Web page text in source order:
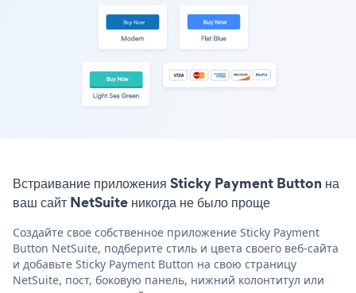
Встраивание приложения Sticky Payment Button на
ваш сайт NetSuite никогда не было проще
Создайте свое собственное приложение Sticky Payment
Button NetSuite, подберите стиль и цвета своего веб-сайта
и добавьте Sticky Payment Button на свою страницу
NetSuite, пост, боковую панель, нижний колонтитул или